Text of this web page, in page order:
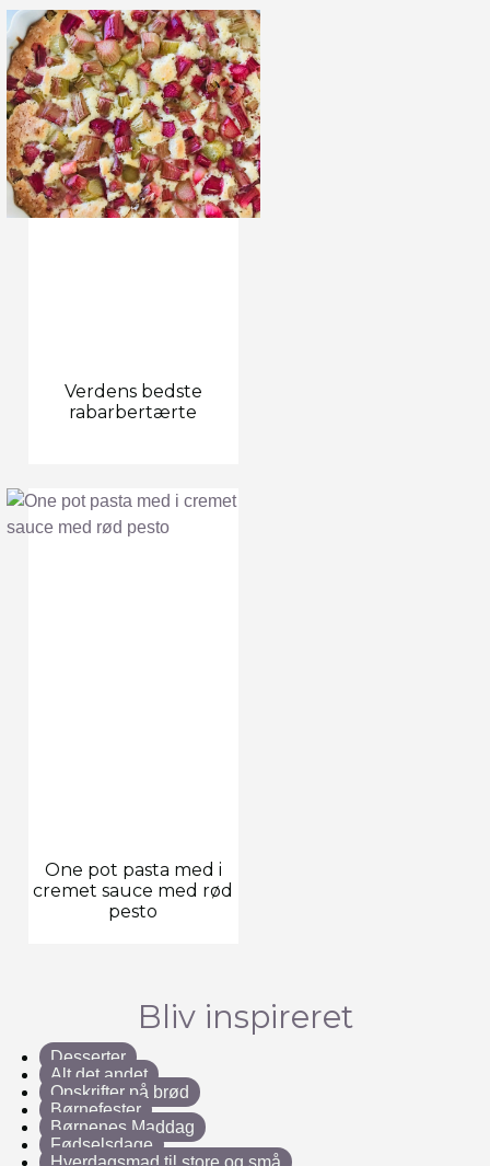
Verdens bedste
rabarbertærte
One pot pasta med i
cremet sauce med rød
pesto
Bliv inspireret
Desserter
Alt det andet
Opskrifter på brød
Børnefester
Børnenes Maddag
Fødselsdage